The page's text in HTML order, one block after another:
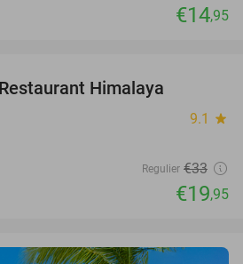
€14,95
Himalaya
9.1 star
Regulier €33
€19,95